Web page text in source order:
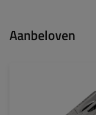
Aanbeloven